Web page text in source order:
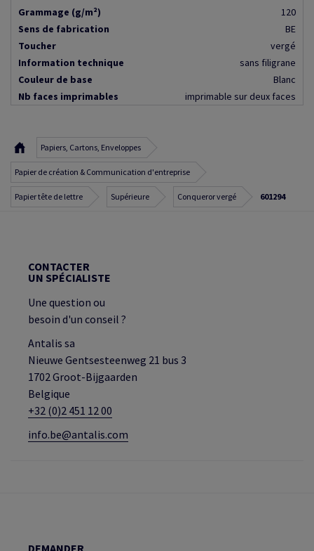
Grammage (g/m²)
120
Sens de fabrication
BE
Toucher
vergé
Information technique
sans filigrane
Couleur de base
Blanc
Nb faces imprimables
imprimable sur deux faces
Papiers, Cartons, Enveloppes
Papier de création & Communication d'entreprise
Papier tête de lettre Supérieure Conqueror vergé 601294
CONTACTER
UN SPÉCIALISTE
Une question ou
besoin d'un conseil ?
Antalis sa
Nieuwe Gentsesteenweg 21 bus 3
1702 Groot-Bijgaarden
Belgique
+32 (0)2 451 12 00
info.be@antalis.com